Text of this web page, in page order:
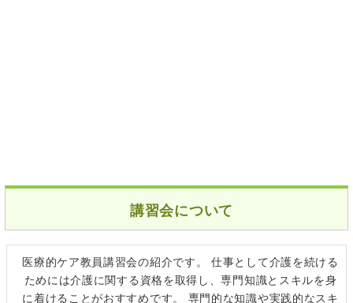
講習会について
医療的ケア教員講習会の紹介です。 仕事として介護を続ける
ためには介護に関する資格を取得し、専門知識とスキルを身
に着けることがおすすめです。 専門的な知識や実践的なスキ